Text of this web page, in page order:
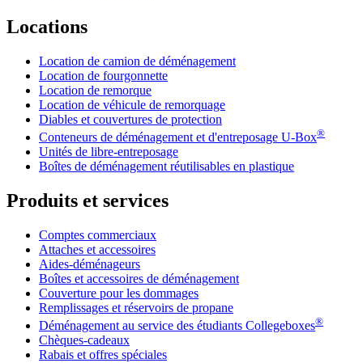
Locations
Location de camion de déménagement
Location de fourgonnette
Location de remorque
Location de véhicule de remorquage
Diables et couvertures de protection
Conteneurs de déménagement et d'entreposage U-Box®
Unités de libre-entreposage
Boîtes de déménagement réutilisables en plastique
Produits et services
Comptes commerciaux
Attaches et accessoires
Aides-déménageurs
Boîtes et accessoires de déménagement
Couverture pour les dommages
Remplissages et réservoirs de propane
Déménagement au service des étudiants Collegeboxes®
Chèques-cadeaux
Rabais et offres spéciales